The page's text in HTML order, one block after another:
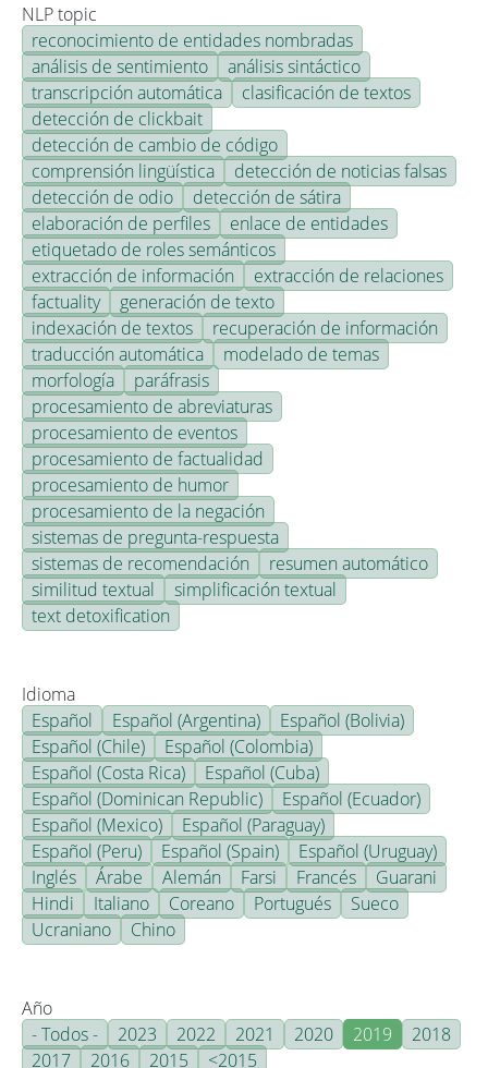
NLP topic
reconocimiento de entidades nombradas
análisis de sentimiento
análisis sintáctico
transcripción automática
clasificación de textos
detección de clickbait
detección de cambio de código
comprensión lingüística
detección de noticias falsas
detección de odio
detección de sátira
elaboración de perfiles
enlace de entidades
etiquetado de roles semánticos
extracción de información
extracción de relaciones
factuality
generación de texto
indexación de textos
recuperación de información
traducción automática
modelado de temas
morfología
paráfrasis
procesamiento de abreviaturas
procesamiento de eventos
procesamiento de factualidad
procesamiento de humor
procesamiento de la negación
sistemas de pregunta-respuesta
sistemas de recomendación
resumen automático
similitud textual
simplificación textual
text detoxification
Idioma
Español
Español (Argentina)
Español (Bolivia)
Español (Chile)
Español (Colombia)
Español (Costa Rica)
Español (Cuba)
Español (Dominican Republic)
Español (Ecuador)
Español (Mexico)
Español (Paraguay)
Español (Peru)
Español (Spain)
Español (Uruguay)
Inglés
Árabe Alemán Farsi Francés
Guarani
Hindi
Italiano Coreano Portugués
Sueco
Ucraniano
Chino
Año
- Todos -
2023 2022 2021 2020 2019
2018
2017
2016 2015 <2015